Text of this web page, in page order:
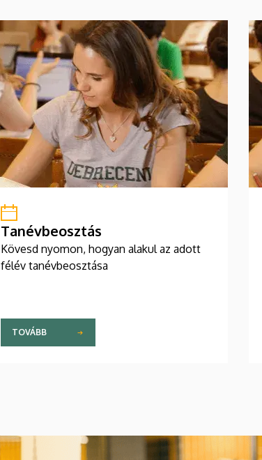
Tanévbeosztás
Kövesd nyomon, hogyan alakul az adott
félév tanévbeosztása
TOVÁBB